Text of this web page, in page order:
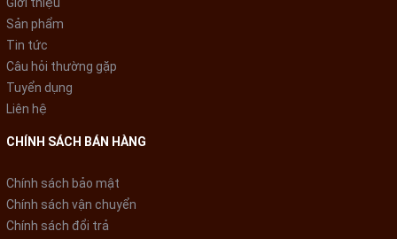
Sản phẩm
Tin tức
Câu hỏi thường gặp
Tuyển dụng
Liên hệ
CHÍNH SÁCH BÁN HÀNG
Chính sách bảo mật
Chính sách vận chuyển
Chính sách đổi trả